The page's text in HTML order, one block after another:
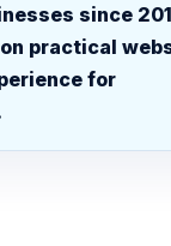
since
practical
for